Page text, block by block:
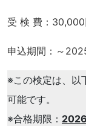
受 検 費：30,000
申込期間：～
※この検定は、以
可能です。
※合格期限：